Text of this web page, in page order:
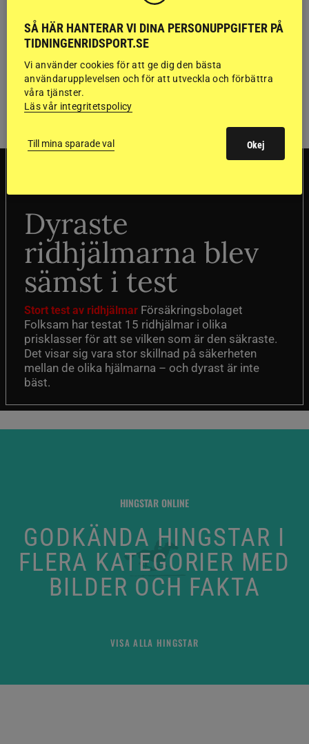
Dyraste
ridhjälmarna blev
sämst i test
Stort test av ridhjälmar Försäkringsbolaget
Folksam har testat 15 ridhjälmar i olika
prisklasser för att se vilken som är den säkraste.
Det visar sig vara stor skillnad på säkerheten
mellan de olika hjälmarna – och dyrast är inte
bäst.
HINGSTAR ONLINE
GODKÄNDA HINGSTAR I
FLERA KATEGORIER MED
BILDER OCH FAKTA
VISA ALLA HINGSTAR
SÅ HÄR HANTERAR VI DINA PERSONUPPGIFTER PÅ
TIDNINGENRIDSPORT.SE
Vi använder cookies för att ge dig den bästa
användarupplevelsen och för att utveckla och förbättra
våra tjänster.
Läs vår integritetspolicy
Till mina sparade val Okej